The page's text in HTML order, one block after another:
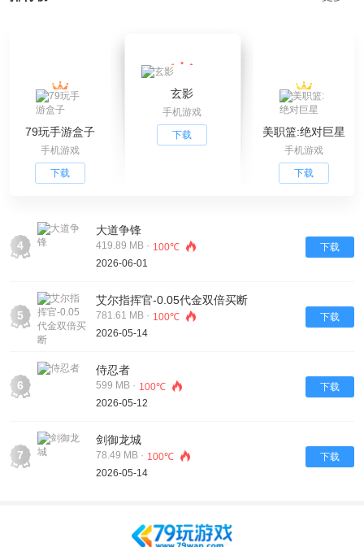
79玩手游盒子
手机游戏
下载
玄影
手机游戏
下载
美职篮:绝对巨星
手机游戏
下载
4
大道争锋
419.89 MB · 100℃
2026-06-01
下载
5
艾尔指挥官-0.05代金双倍买断
781.61 MB · 100℃
2026-05-14
下载
6
侍忍者
599 MB · 100℃
2026-05-12
下载
7
剑御龙城
78.49 MB · 100℃
2026-05-14
下载